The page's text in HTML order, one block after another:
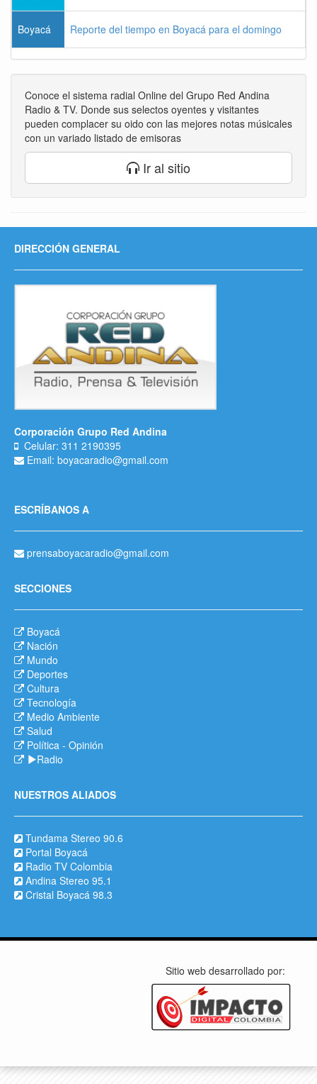
Boyacá Reporte del tiempo en Boyacá para el domingo
Conoce el sistema radial Online del Grupo Red Andina
Radio & TV. Donde sus selectos oyentes y visitantes
pueden complacer su oido con las mejores notas músicales
con un variado listado de emisoras
Ir al sitio
DIRECCIÓN GENERAL
Corporación Grupo Red Andina
Celular: 311 2190395
Email: boyacaradio@gmail.com
ESCRÍBANOS A
prensaboyacaradio@gmail.com
SECCIONES
Boyacá
Nación
Mundo
Deportes
Cultura
Tecnología
Medio Ambiente
Salud
Política - Opinión
Radio
NUESTROS ALIADOS
Tundama Stereo 90.6
Portal Boyacá
Radio TV Colombia
Andina Stereo 95.1
Cristal Boyacá 98.3
Sitio web desarrollado por: